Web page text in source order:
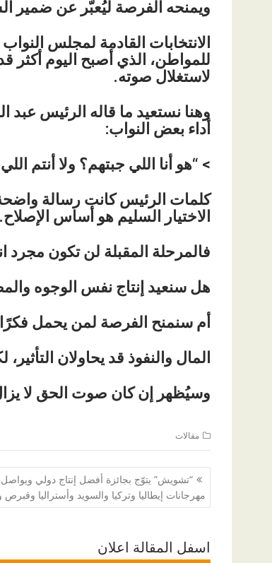
ويمنحه الفرصة ليُعبّر عن ضمير
الانتخابات القادمة لمجلس
للمواطن، الذي أصبح اليوم
لاستغلال صوته.
وهنا نستعيد ما قاله الرئيس
أداء بعض النواب:
> “هو أنا اللي جبتهم؟ ولا أنتم
كلمات الرئيس كانت رسالة
الاختيار السليم هو أساس الإصلاح.
فالمرحلة المقبلة لن تكون مجرد
هل سنعيد إنتاج نفس الوجوه
أم سنمنح الفرصة لمن يحمل
المال والنفوذ قد يحاولان
وسيُظهر إن كان صوت الحق لا
مقالات
تصفّح
المقالات
“تشويش” يتوّج بجائزة أفضل إنتاج دولي
مهرجانات إيطاليا وتركيا والسويد وأستراليا وقبرص
اسفل المقالة اعلان